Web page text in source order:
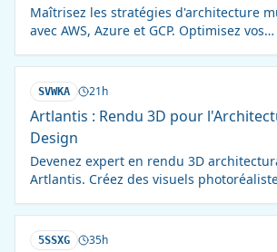
Maîtrisez les stratégies d'architecture
avec AWS, Azure et GCP. Optimisez vos
l'agilité de votre SI en 35h.
SVWKA 21h
Artlantis : Rendu 3D pour
Design
Devenez expert en rendu 3D
Artlantis. Créez des visuels
5SSXG 35h